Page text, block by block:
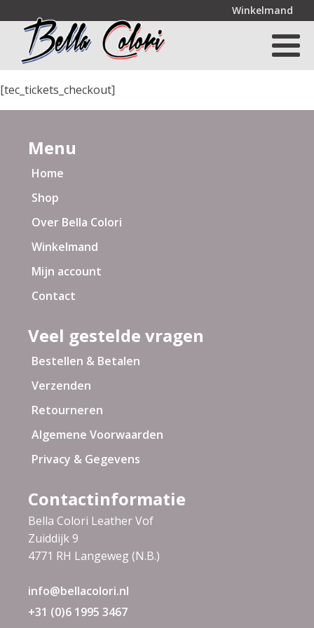
Winkelmand
[tec_tickets_checkout]
Menu
Home
Shop
Over Bella Colori
Winkelmand
Mijn account
Contact
Veel gestelde vragen
Bestellen & Betalen
Verzenden
Retourneren
Algemene Voorwaarden
Privacy & Gegevens
Contactinformatie
Bella Colori Leather Vof
Zuiddijk 9
4771 RH Langeweg (N.B.)
info@bellacolori.nl
+31 (0)6 1995 3467